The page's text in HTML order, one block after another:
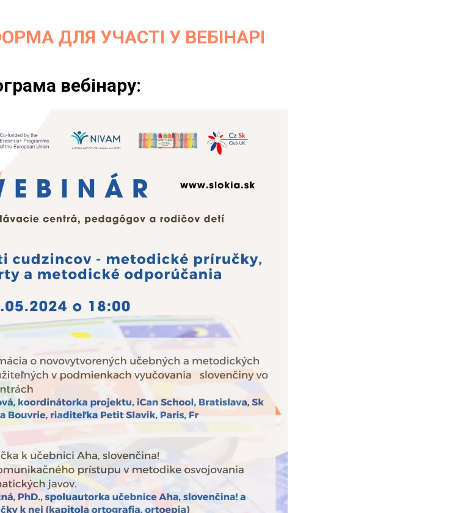
ДЛЯ УЧАСТІ У ВЕБІНАРІ
вебінару: